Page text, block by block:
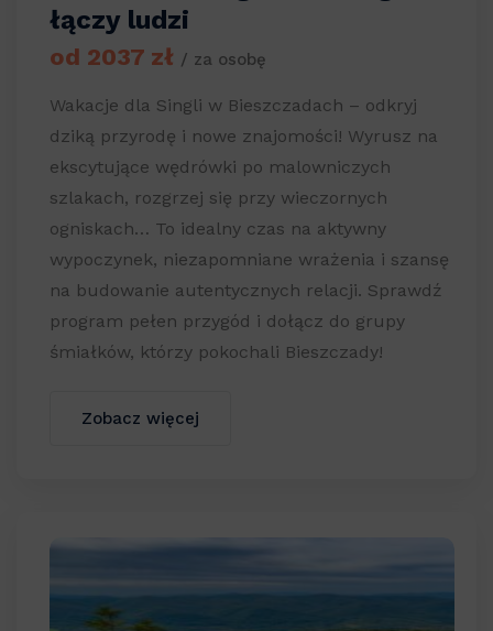
łączy ludzi
od 2037 zł / za osobę
Wakacje dla Singli w Bieszczadach – odkryj
dziką przyrodę i nowe znajomości! Wyrusz na
ekscytujące wędrówki po malowniczych
szlakach, rozgrzej się przy wieczornych
ogniskach… To idealny czas na aktywny
wypoczynek, niezapomniane wrażenia i szansę
na budowanie autentycznych relacji. Sprawdź
program pełen przygód i dołącz do grupy
śmiałków, którzy pokochali Bieszczady!
Zobacz więcej